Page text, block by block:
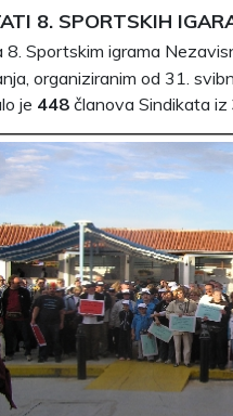
8. SPORTSKIH
8. Sportskim igrama
organiziranim od 31.
je 448 članova Sindikata iz